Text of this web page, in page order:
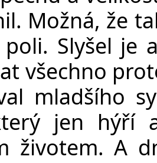
Možná, že
Slyšel je
všechno
mladšího
jen hýří
životem. A